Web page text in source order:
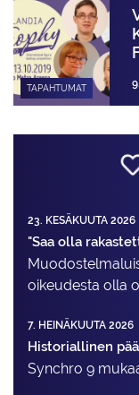
TAPAHTUMAT
23. KESÄKUUTA 2026
"Saa olla
oikeudesta olla
7. HEINÄKUUTA 2026
Historiallinen
Synchro 9